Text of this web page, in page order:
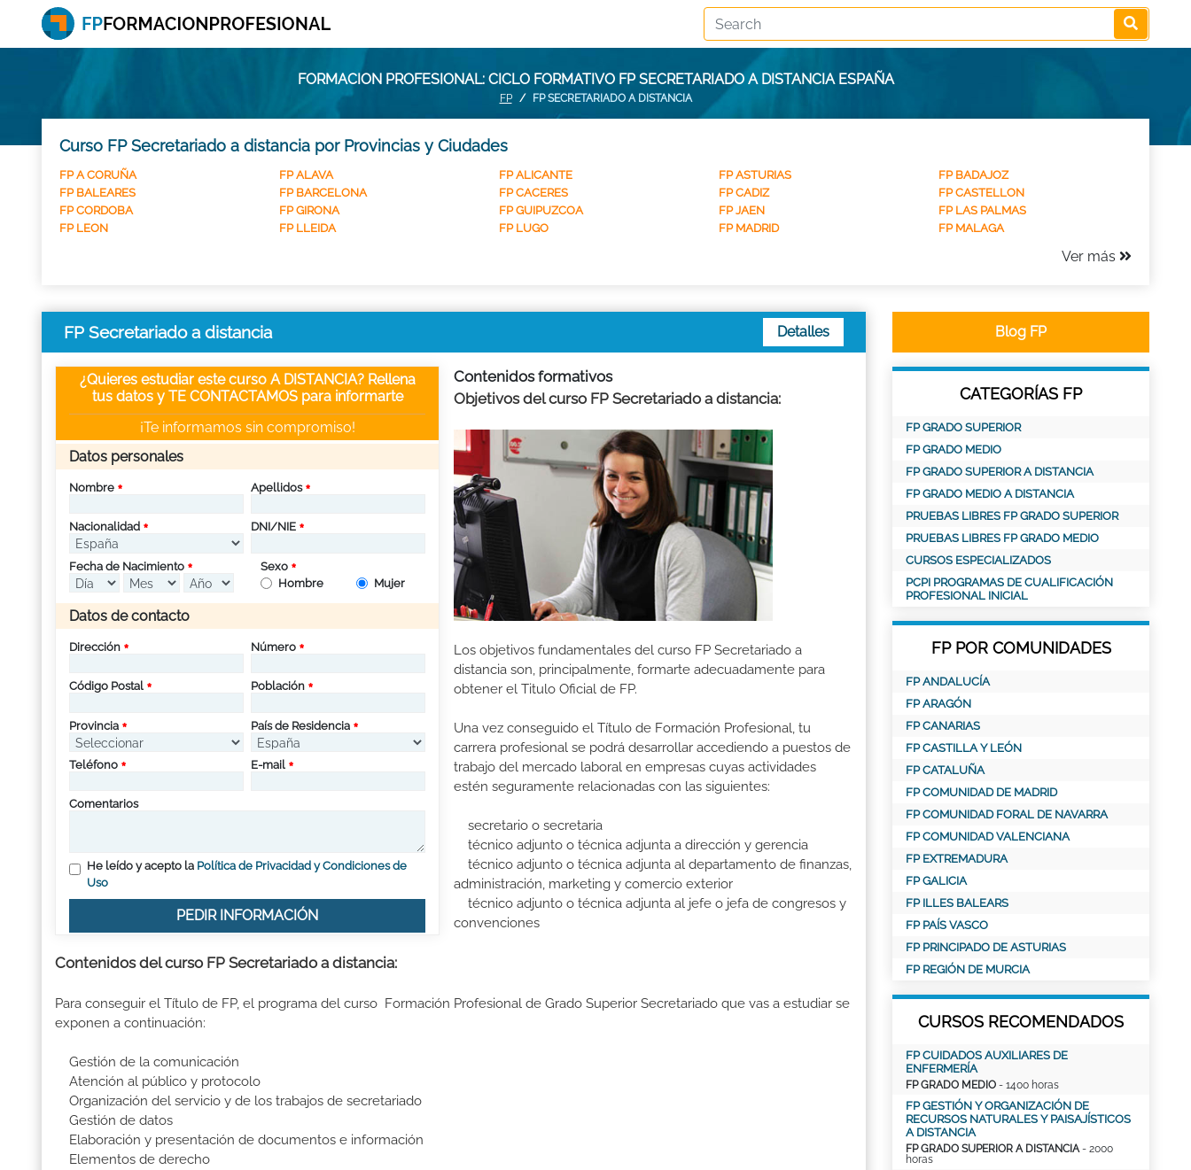
FORMACION PROFESIONAL: CICLO FORMATIVO FP SECRETARIADO A DISTANCIA ESPAÑA
FP FP SECRETARIADO A DISTANCIA
Curso FP Secretariado a distancia por Provincias y Ciudades
FP A CORUÑA FP ALAVA FP ALICANTE FP ASTURIAS
FP BADAJOZ
FP BALEARES
FP BARCELONA FP CACERES FP CADIZ
FP CASTELLON
FP CORDOBA
FP GIRONA FP GUIPUZCOA FP JAEN
FP LAS PALMAS
FP LEON
FP LLEIDA FP LUGO FP MADRID FP MALAGA
Ver más
FP Secretariado a distancia Detalles
¿Quieres estudiar este curso A DISTANCIA? Rellena
tus datos y TE CONTACTAMOS para informarte
¡Te informamos sin compromiso!
Datos personales
Nombre Apellidos
Nacionalidad DNI/NIE
Fecha de Nacimiento
Sexo
Hombre
Mujer
Datos de contacto
Dirección Número
Código Postal Población
Provincia País de Residencia
Teléfono E-mail
Comentarios
He leído y acepto la Política de Privacidad y Condiciones de
Uso
PEDIR INFORMACIÓN
Contenidos formativos
Objetivos del curso FP Secretariado a distancia:
Los objetivos fundamentales del curso FP Secretariado a
distancia son, principalmente, formarte adecuadamente para
obtener el Titulo Oficial de FP.
Una vez conseguido el Título de Formación Profesional, tu
carrera profesional se podrá desarrollar accediendo a puestos de
trabajo del mercado laboral en empresas cuyas actividades
estén seguramente relacionadas con las siguientes:
secretario o secretaria
técnico adjunto o técnica adjunta a dirección y gerencia
técnico adjunto o técnica adjunta al departamento de finanzas,
administración, marketing y comercio exterior
técnico adjunto o técnica adjunta al jefe o jefa de congresos y
convenciones
Contenidos del curso FP Secretariado a distancia:
Para conseguir el Título de FP, el programa del curso Formación Profesional de Grado Superior Secretariado que vas a estudiar se
exponen a continuación:
Gestión de la comunicación
Atención al público y protocolo
Organización del servicio y de los trabajos de secretariado
Gestión de datos
Elaboración y presentación de documentos e información
Elementos de derecho
Blog FP
CATEGORÍAS FP
FP GRADO SUPERIOR
FP GRADO MEDIO
FP GRADO SUPERIOR A DISTANCIA
FP GRADO MEDIO A DISTANCIA
PRUEBAS LIBRES FP GRADO SUPERIOR
PRUEBAS LIBRES FP GRADO MEDIO
CURSOS ESPECIALIZADOS
PCPI PROGRAMAS DE CUALIFICACIÓN
PROFESIONAL INICIAL
FP POR COMUNIDADES
FP ANDALUCÍA
FP ARAGÓN
FP CANARIAS
FP CASTILLA Y LEÓN
FP CATALUÑA
FP COMUNIDAD DE MADRID
FP COMUNIDAD FORAL DE NAVARRA
FP COMUNIDAD VALENCIANA
FP EXTREMADURA
FP GALICIA
FP ILLES BALEARS
FP PAÍS VASCO
FP PRINCIPADO DE ASTURIAS
FP REGIÓN DE MURCIA
CURSOS RECOMENDADOS
FP CUIDADOS AUXILIARES DE
ENFERMERÍA
FP GRADO MEDIO - 1400 horas
FP GESTIÓN Y ORGANIZACIÓN DE
RECURSOS NATURALES Y PAISAJÍSTICOS
A DISTANCIA
FP GRADO SUPERIOR A DISTANCIA- 2000
horas